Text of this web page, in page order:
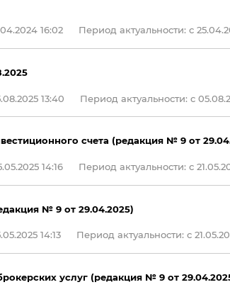
16:02 Период актуальности: с
13:40 Период актуальности: c
счета (редакция № 9 от
14:16 Период актуальности: с
№ 9 от 29.04.2025)
14:13 Период актуальности: с
услуг (редакция № 9 от